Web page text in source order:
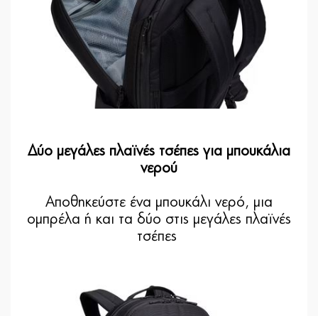
Δύο μεγάλες πλαϊνές τσέπες για μπουκάλια
νερού
Αποθηκεύστε ένα μπουκάλι νερό, μια
ομπρέλα ή και τα δύο στις μεγάλες πλαϊνές
τσέπες